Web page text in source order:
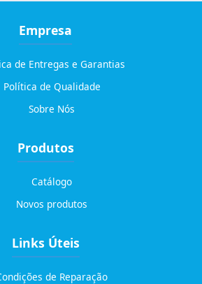
Empresa
de Entregas e Garantias
Política de Qualidade
Sobre Nós
Produtos
Catálogo
Novos produtos
Links Úteis
de Reparação